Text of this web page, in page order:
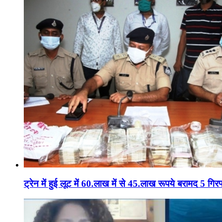
ट्रेन में हुई लूट में 60.लाख में से 45.लाख रूपये बरामद 5